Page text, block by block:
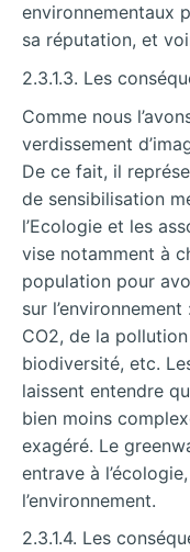
environnementaux
sa réputation, et
2.3.1.3. Les
Comme nous
verdissement
De ce fait, il
de sensibilisation
l’Ecologie et les
vise notamment à
population pour
sur
CO2, de la
biodiversité, etc.
laissent entendre
bien moins
exagéré. Le
entrave à
l’environnement.
2.3.1.4. Les